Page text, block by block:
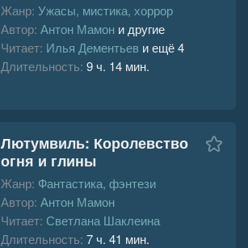
Жанр: Ужасы, мистика, хоррор
Автор: Антон Мамон и другие
Читает: Илья Дементьев и ещё 4
Длительность: 9 ч. 14 мин.
Лютумвиль: Королевство
огня и глины
Жанр: Фантастика, фэнтези
Автор: Антон Мамон
Читает: Светлана Шаклеина
Длительность: 7 ч. 41 мин.